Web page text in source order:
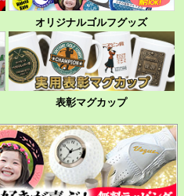
オリジナルゴルフグッズ
表彰マグカップ